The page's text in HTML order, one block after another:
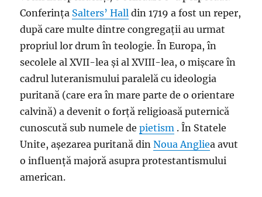
Conferința Salters’ Hall din 1719 a fost un reper,
după care multe dintre congregații au urmat
propriul lor drum în teologie. În Europa, în
secolele al XVII-lea și al XVIII-lea, o mișcare în
cadrul luteranismului paralelă cu ideologia
puritană (care era în mare parte de o orientare
calvină) a devenit o forță religioasă puternică
cunoscută sub numele depietism . În Statele
Unite, așezarea puritană dinNoua Angliea avut
o influență majoră asupra protestantismului
american.